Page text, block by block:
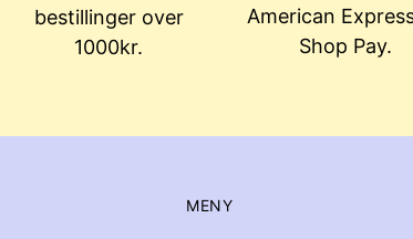
bestillinger over
1000kr.
American
Shop Pay.
MENY